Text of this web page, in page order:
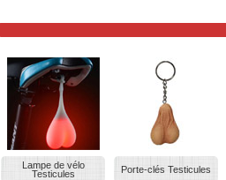
Lampe de vélo
Testicules
Porte-clés Testicules